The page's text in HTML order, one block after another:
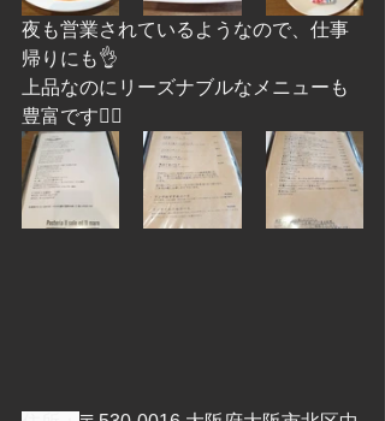
夜も営業されているようなので、仕事
帰りにも👌
上品なのにリーズナブルなメニューも
豊富です🙆‍♀️